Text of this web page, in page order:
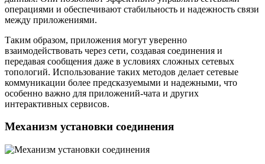
операциями и обеспечивают стабильность и надежность связи
между приложениями.
Таким образом, приложения могут уверенно
взаимодействовать через сети, создавая соединения и
передавая сообщения даже в условиях сложных сетевых
топологий. Использование таких методов делает сетевые
коммуникации более предсказуемыми и надежными, что
особенно важно для приложений-чата и других
интерактивных сервисов.
Механизм установки соединения